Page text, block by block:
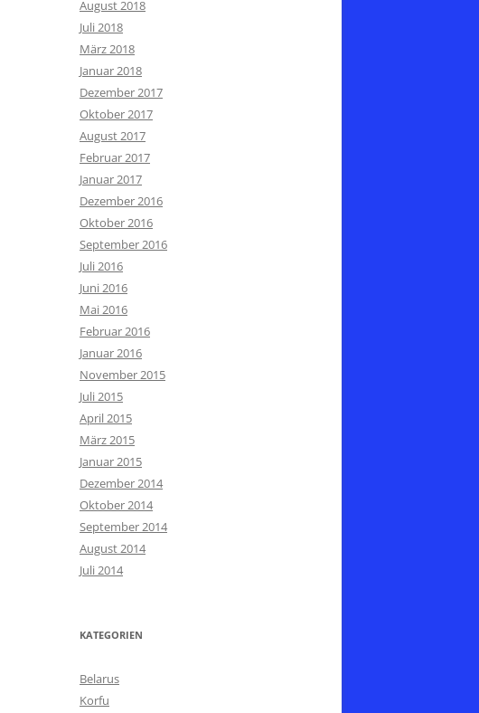
August 2018
Juli 2018
März 2018
Januar 2018
Dezember 2017
Oktober 2017
August 2017
Februar 2017
Januar 2017
Dezember 2016
Oktober 2016
September 2016
Juli 2016
Juni 2016
Mai 2016
Februar 2016
Januar 2016
November 2015
Juli 2015
April 2015
März 2015
Januar 2015
Dezember 2014
Oktober 2014
September 2014
August 2014
Juli 2014
KATEGORIEN
Belarus
Korfu